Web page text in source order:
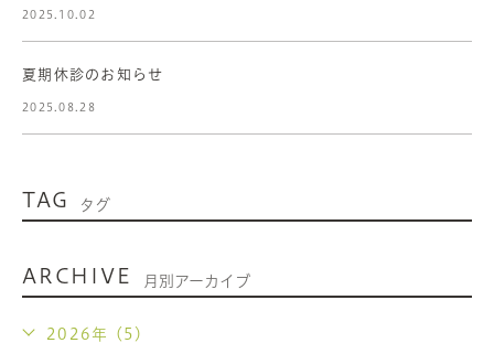
2025.10.02
夏期休診のお知らせ
2025.08.28
TAG タグ
ARCHIVE 月別アーカイブ
2026年 (5)